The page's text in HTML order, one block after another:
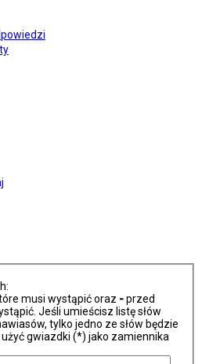
musi wystąpić oraz -przed
Jeśli umieścisz listę słów
tylko jedno ze słów będzie
gwiazdki (*) jako zamiennika